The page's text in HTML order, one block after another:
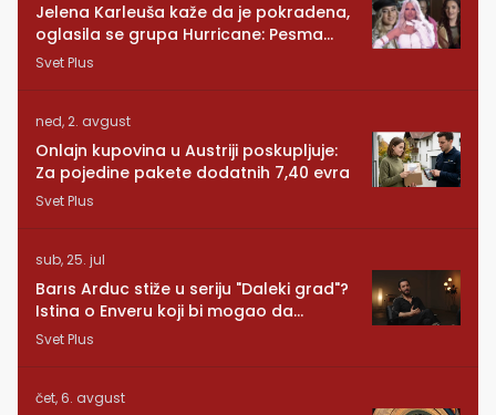
Jelena Karleuša kaže da je pokradena,
oglasila se grupa Hurricane: Pesma
RUNDE je naša!
Svet Plus
ned, 2. avgust
Onlajn kupovina u Austriji poskupljuje:
Za pojedine pakete dodatnih 7,40 evra
Svet Plus
sub, 25. jul
Barıs Arduc stiže u seriju "Daleki grad"?
Istina o Enveru koji bi mogao da
promeni sve
Svet Plus
čet, 6. avgust